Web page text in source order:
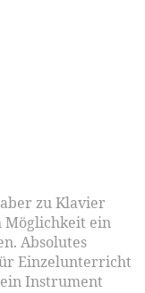
zu Klavier
Möglichkeit ein
Absolutes
Einzelunterricht
Instrument